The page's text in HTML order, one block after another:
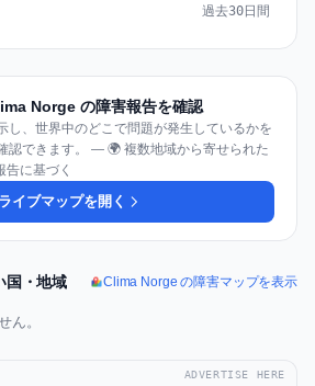
過去30日間
Norge の障害報告を確認
し、世界中のどこで問題が発生しているかを
認できます。 — 🌍 複数地域から寄せられた
告に基づく
ライブマップを開く
国・地域 Clima Norge の障害マップを表示
ん。
ADVERTISE HERE